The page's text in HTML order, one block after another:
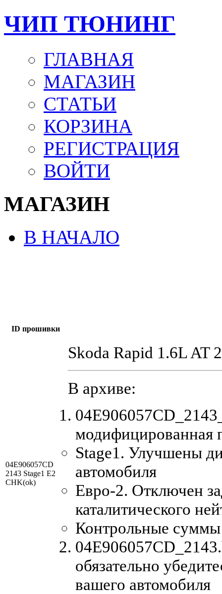
ЧИП ТЮНИНГ
ГЛАВНАЯ
МАГАЗИН
СТАТЬИ
КОРЗИНА
РЕГИСТРАЦИЯ
ВОЙТИ
МАГАЗИН
В НАЧАЛО
ID прошивки
04E906057CD
2143 Stage1 E2
CHK(ok)
Skoda Rapid 1.6L AT
В архиве:
модифицированная
Stage1. Улучшены
автомобиля
Евро-2. Отключен
каталитического
Контрольные
обязательно
вашего автомобиля